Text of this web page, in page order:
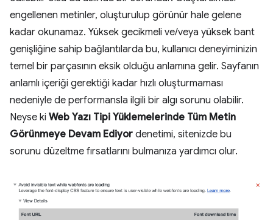
engellenen metinler, oluşturulup görünür hale gelene
kadar okunamaz. Yüksek gecikmeli ve/veya yüksek bant
genişliğine sahip bağlantılarda bu, kullanıcı deneyiminizin
temel bir parçasının eksik olduğu anlamına gelir. Sayfanın
anlamlı içeriği gerektiği kadar hızlı oluşturmaması
nedeniyle de performansla ilgili bir algı sorunu olabilir.
Neyse ki Web Yazı Tipi Yüklemelerinde Tüm Metin
Görünmeye Devam Ediyor denetimi, sitenizde bu
sorunu düzeltme fırsatlarını bulmanıza yardımcı olur.